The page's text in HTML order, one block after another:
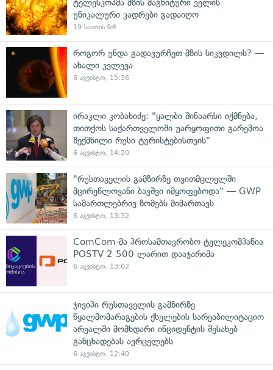
ტელესკოპმა მზის მაგნიტური ველის
უნიკალური კადრები გადაიღო
19 საათის წინ
როგორ უნდა გადავურჩეთ მზის სიკვდილს? —
ახალი კვლევა
6 აგვისტო, 15:36
ირაკლი კობახიძე: "ყალბი შინაარსი იქმნება,
თითქოს საქართველოში უარყოფითი გარემოა
შექმნილი რუსი ტურისტებისთვის"
6 აგვისტო, 14:20
"რუსთაველის გამზირზე თვითმცლელში
მცირეწლოვანი ბავშვი იმყოფებოდა" — GWP
სამართლებრივ ზომებს მიმართავს
6 აგვისტო, 13:32
ComCom-მა პროსამთავრობო ტელეკომპანია
POSTV 2 500 ლარით დააჯარიმა
6 აგვისტო, 13:02
ჯივიპი რუსთაველის გამზირზე
წყალმომარაგების ქსელების სარეაბილიტაციო
არეალში მომხდარი ინციდენტის შესახებ
განცხადებას ავრცელებს
6 აგვისტო, 12:40